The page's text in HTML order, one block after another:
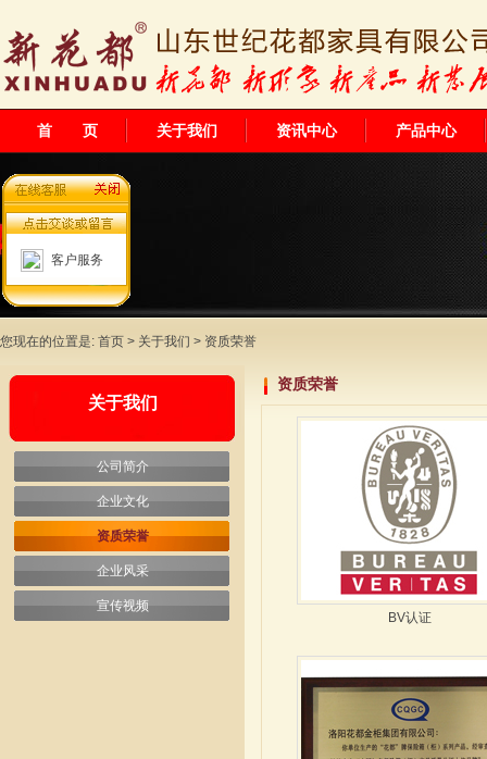
首 页 关于我们 资讯中心 产品中心
您现在的位置是: 首页 > 关于我们 > 资质荣誉
关于我们
公司简介
企业文化
资质荣誉
企业风采
宣传视频
资质荣誉
BV认证
客户服务